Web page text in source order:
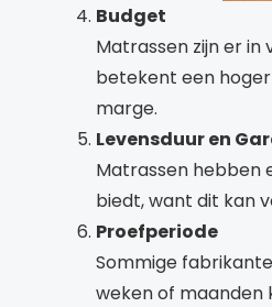
Budget
Matrassen zijn er
betekent een
marge.
Levensduur en
Matrassen hebben
biedt, want dit kan
Proefperiode
Sommige
weken of